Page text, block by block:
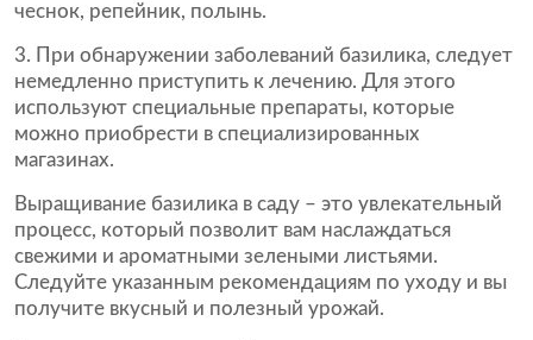
чеснок, репейник, полынь.
При обнаружении заболеваний базилика, следует
немедленно приступить к лечению. Для этого
используют специальные препараты, которые
можно приобрести в специализированных
магазинах.
Выращивание базилика в саду – это увлекательный
процесс, который позволит вам наслаждаться
свежими и ароматными зелеными листьями.
Следуйте указанным рекомендациям по уходу и вы
получите вкусный и полезный урожай.